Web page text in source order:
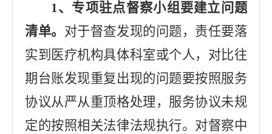
1、专项驻点督察小组要建立问题
清单。 对于督查发现的问题，责任要落
实到医疗机构具体科室或个人，对比往
期台账发现重复出现的问题要按照服务
协议从严从重顶格处理，服务协议未规
定的按照相关法律法规执行。对督察中